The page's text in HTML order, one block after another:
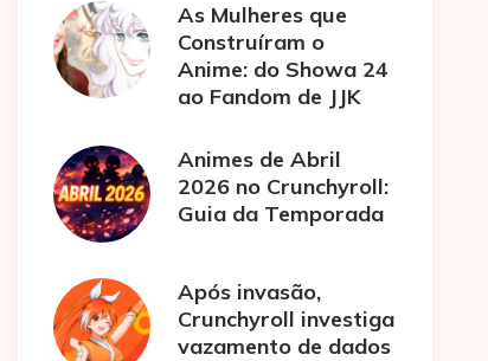
As Mulheres que
Construíram o
Anime: do Showa 24
ao Fandom de JJK
Animes de Abril
2026 no Crunchyroll:
Guia da Temporada
Após invasão,
Crunchyroll investiga
vazamento de dados